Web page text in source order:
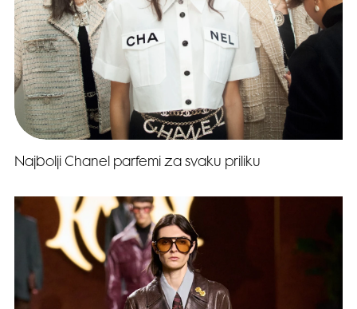
Najbolji Chanel parfemi za svaku priliku